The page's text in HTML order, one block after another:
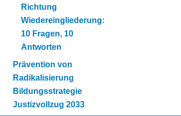
Richtung
Wiedereingliederung:
10 Fragen, 10
Antworten
Prävention von
Radikalisierung
Bildungsstrategie
Justizvollzug 2033